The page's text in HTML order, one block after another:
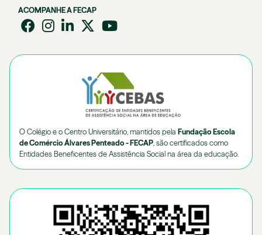
ACOMPANHE A FECAP
O Colégio e o Centro Universitário, mantidos pela Fundação Escola
de Comércio Álvares Penteado - FECAP , são certificados como
Entidades Beneficentes de Assistência Social na área da educação.